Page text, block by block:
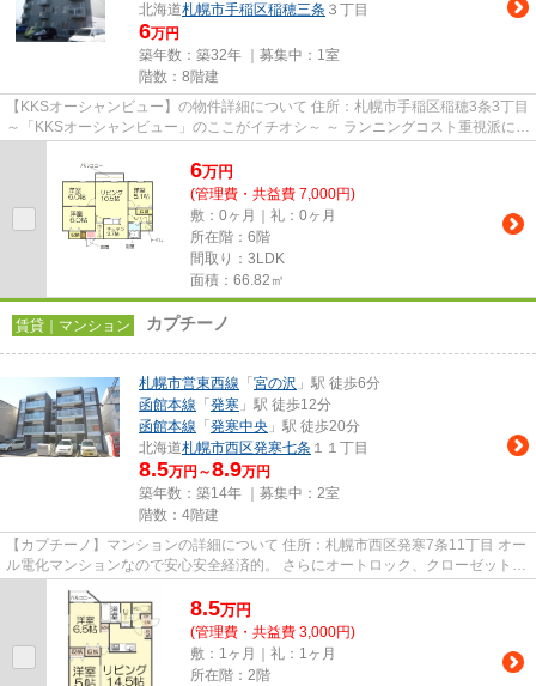
北海道札幌市手稲区稲穂三条 ３丁目
6万円
築年数：築32年 ｜募集中： 1室
階数：8階建
【KKSオーシャンビュー】の物件詳細について 住所：札幌市手稲区稲穂3条3丁目
～「KKSオーシャンビュー」のここがイチオシ～ ～ ランニングコスト重視派に人
6万円
(管理費・共益費 7,000円)
敷：0ヶ月｜礼：0ヶ月
所在階：6階
間取り：3LDK
面積：66.82㎡
賃貸｜マンション カプチーノ
札幌市営東西線 「 宮の沢 」駅 徒歩6分
函館本線 「 発寒 」駅 徒歩12分
函館本線 「 発寒中央 」駅 徒歩20分
北海道札幌市西区発寒七条 １１丁目
8.5万円～8.9万円
築年数：築14年 ｜募集中： 2室
階数：4階建
【カプチーノ】マンションの詳細について 住所：札幌市西区発寒7条11丁目 オー
ル電化マンションなので安心安全経済的。 さらにオートロック、クローゼット、
8.5万円
(管理費・共益費 3,000円)
敷：1ヶ月｜礼：1ヶ月
所在階：2階